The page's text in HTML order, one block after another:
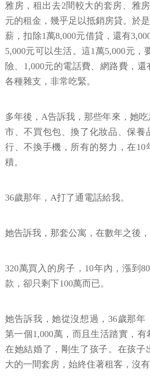
雅房，租出去2間較大的套房、雅
元的租金，幾乎足以抵銷房貸。於
薪，扣除1萬8,000元借貸，還有
5,000元可以生活。這1萬5,000元，
險、1,000元的電話費、網路費，還
各種雜支，非常吃緊。
多年後，A告訴我，那些年來，她
市、不買包包、換了化妝品、保養
行、不換手機，所有的努力，在10
積。
36歲那年，A打了通電話給我。
她告訴我，那套公寓，在數年之後，
320萬買入的房子，10年內，漲到
款，卻只剩下100萬而已。
她告訴我，她從沒想過，36歲那年
第一個1,000萬，而且生活踏實，
在她結婚了，剛生了孩子。在孩子
大的一間套房，始終住著租客，沒有